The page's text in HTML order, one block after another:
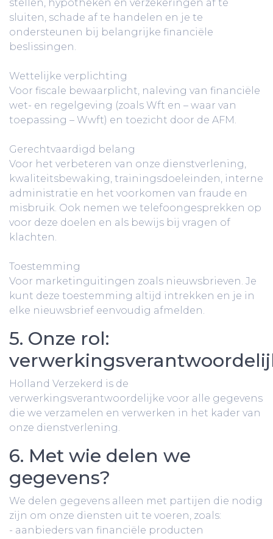
stellen, hypotheken en verzekeringen af te
sluiten, schade af te handelen en je te
ondersteunen bij belangrijke financiële
beslissingen.
Wettelijke verplichting
Voor fiscale bewaarplicht, naleving van financiële
wet- en regelgeving (zoals Wft en – waar van
toepassing – Wwft) en toezicht door de AFM.
Gerechtvaardigd belang
Voor het verbeteren van onze dienstverlening,
kwaliteitsbewaking, trainingsdoeleinden, interne
administratie en het voorkomen van fraude en
misbruik. Ook nemen we telefoongesprekken op
voor deze doelen en als bewijs bij vragen of
klachten.
Toestemming
Voor marketinguitingen zoals nieuwsbrieven. Je
kunt deze toestemming altijd intrekken en je in
elke nieuwsbrief eenvoudig afmelden.
5. Onze rol:
Holland Verzekerd is de
verwerkingsverantwoordelijke voor alle gegevens
die we verzamelen en verwerken in het kader van
onze dienstverlening.
6. Met wie delen we
gegevens?
We delen gegevens alleen met partijen die nodig
zijn om onze diensten uit te voeren, zoals:
- aanbieders van financiële producten